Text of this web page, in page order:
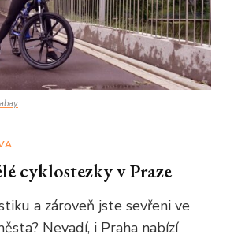
cyklostezky v Praze
a zároveň jste sevřeni ve
Nevadí, i Praha nabízí